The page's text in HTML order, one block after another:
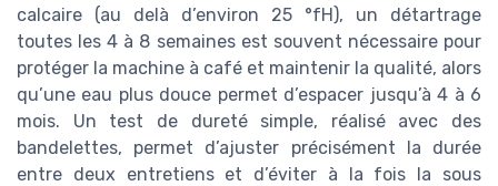
calcaire (au delà d’environ 25 °fH), un détartrage
toutes les 4 à 8 semaines est souvent nécessaire pour
protéger la machine à café et maintenir la qualité, alors
qu’une eau plus douce permet d’espacer jusqu’à 4 à 6
mois. Un test de dureté simple, réalisé avec des
bandelettes, permet d’ajuster précisément la durée
entre deux entretiens et d’éviter à la fois la sous